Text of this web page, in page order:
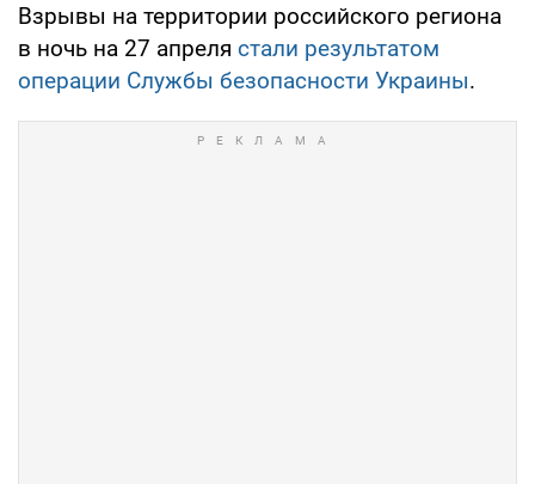
Взрывы на территории российского региона
в ночь на 27 апреля стали результатом
операции Службы безопасности Украины.